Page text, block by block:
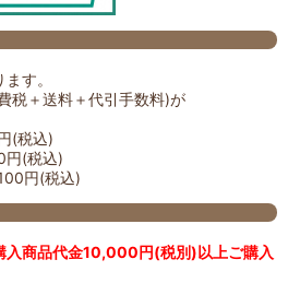
す。
税＋送料＋代引手数料)が
(税込)
円(税込)
円(税込)
入商品代金10,000円(税別)以上ご購入